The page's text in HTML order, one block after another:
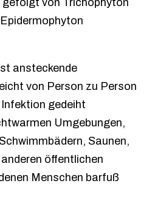
von Trichophyton
ansteckende
von Person zu Person
gedeiht
Umgebungen,
Saunen,
öffentlichen
Menschen barfuß